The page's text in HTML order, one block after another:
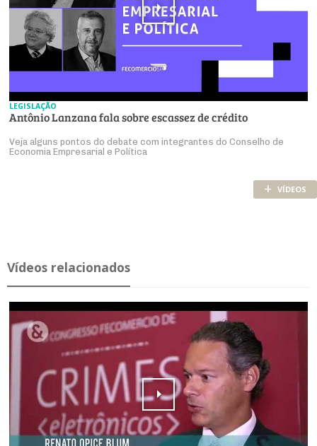
LEGISLAÇÃO
Antônio Lanzana fala sobre escassez de crédito
Veja alguns pontos do debate com integrantes do Conselho de
Economia Empresarial e Política
+ VÍDEOS
Ví­deos re­la­ci­o­nados